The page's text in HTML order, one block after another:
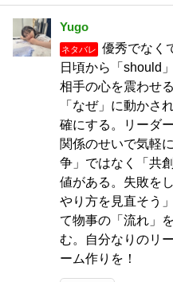
Yugo
ネタバレ
優秀でなく
日頃から「should
相手の心を震わせ
「なぜ」に動かさ
確にする。リーダ
関係のせいで気軽
争」ではなく「共
値がある。失敗を
やり方を見直そう
て物事の「流れ」
む。自分なりのリ
ーム作りを！